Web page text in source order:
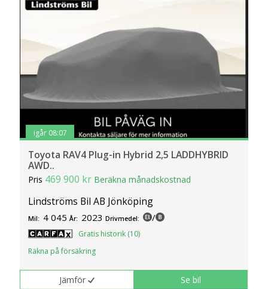
igår 08:07
Toyota RAV4 Plug-in Hybrid 2,5 LADDHYBRID
AWD..
Pris 469 900 kr Beräkna månadskostnad
Lindströms Bil AB Jönköping
Mil: 4 045 År: 2023 Drivmedel: /
Gratis historik (10)
Räkna på försäkring
Jämför Se bil